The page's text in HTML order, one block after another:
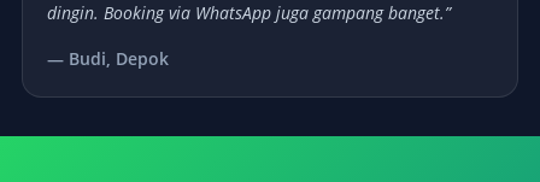
dingin. Booking via WhatsApp juga gampang banget.”
— Budi, Depok